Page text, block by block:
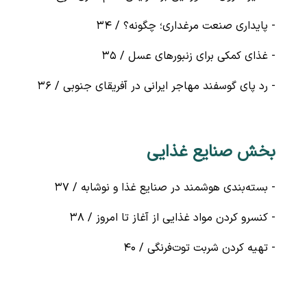
- پایداری صنعت مرغداری؛ چگونه؟ / ۳۴
- غذای کمکی برای زنبورهای عسل / ۳۵
- رد پای گوسفند مهاجر ایرانی در آفریقای جنوبی / ۳۶
بخش صنایع غذایی
- بسته‌بندی هوشمند در صنایع غذا و نوشابه / ۳۷
- کنسرو کردن مواد غذایی از آغاز تا امروز / ۳۸
- تهیه کردن شربت توت‌فرنگی / ۴۰